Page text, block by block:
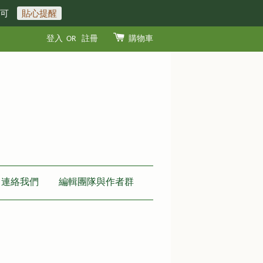
貼心提醒
登入 OR 註冊 購物車
連絡我們 編輯團隊與作者群